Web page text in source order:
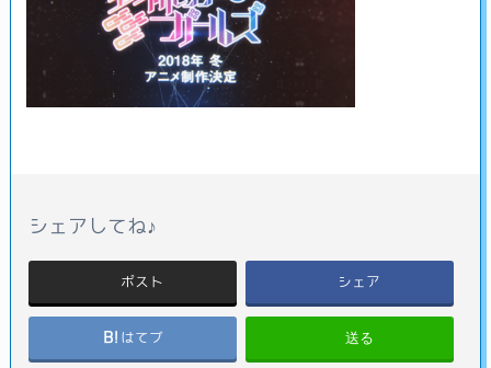
シェアしてね♪
ポスト シェア
はてブ 送る